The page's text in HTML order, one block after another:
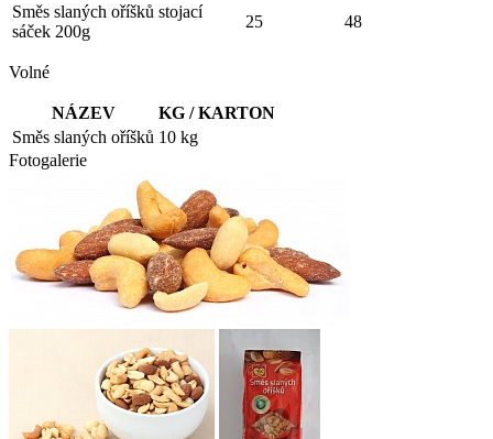
Směs slaných oříšků stojací
sáček 200g
25 48
Volné
NÁZEV
KG / KARTON
Směs slaných oříšků 10 kg
Fotogalerie